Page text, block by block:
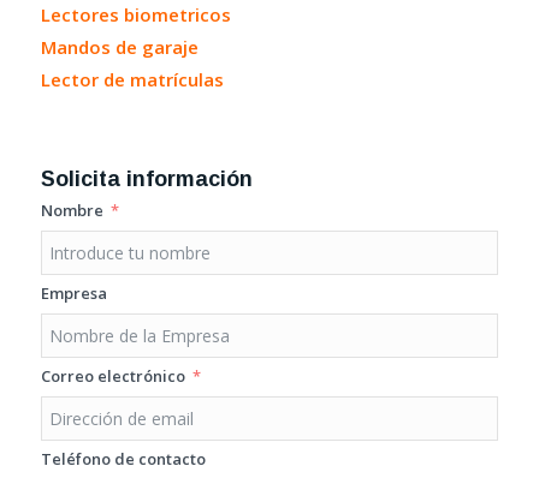
Lectores biometricos
Mandos de garaje
Lector de matrículas
Solicita información
Nombre
Empresa
Correo electrónico
Teléfono de contacto